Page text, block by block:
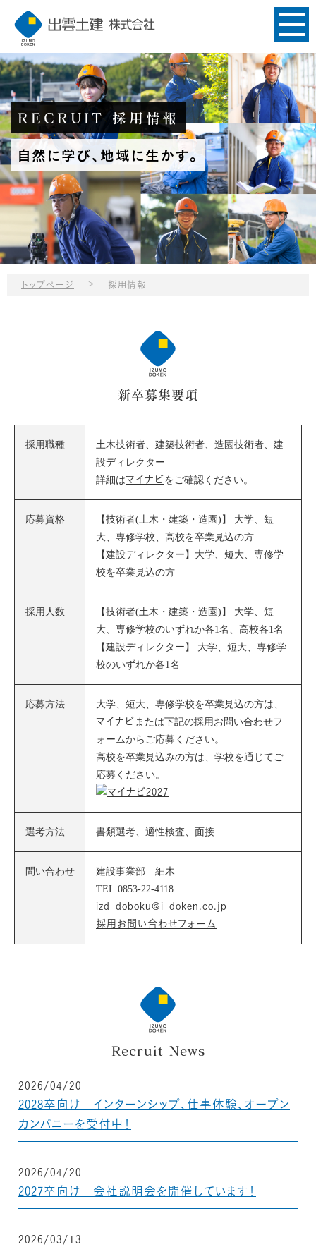
RECRUIT 採用情報
自然に学び、地域に生かす。
トップページ > 採用情報
新卒募集要項
採用職種
土木技術者、建築技術者、造園技術者、建
設ディレクター
詳細はマイナビをご確認ください。
応募資格
【技術者(土木・建築・造園)】 大学、短
大、専修学校、高校を卒業見込の方
【建設ディレクター】大学、短大、専修学
校を卒業見込の方
採用人数
【技術者(土木・建築・造園)】 大学、短
大、専修学校のいずれか各1名、高校各1名
【建設ディレクター】 大学、短大、専修学
校のいずれか各1名
応募方法 大学、短大、専修学校を卒業見込の方は、
マイナビ または下記の採用お問い合わせフ
ォームからご応募ください。
高校を卒業見込みの方は、学校を通じてご
応募ください。
選考方法 書類選考、適性検査、面接
問い合わせ
建設事業部 細木
TEL.0853-22-4118
izd-doboku@i-doken.co.jp
採用お問い合わせフォーム
Recruit News
2026/04/20
2028卒向け インターンシップ、仕事体験、オープン
カンパニーを受付中！
2026/04/20
2027卒向け 会社説明会を開催しています！
2026/03/13